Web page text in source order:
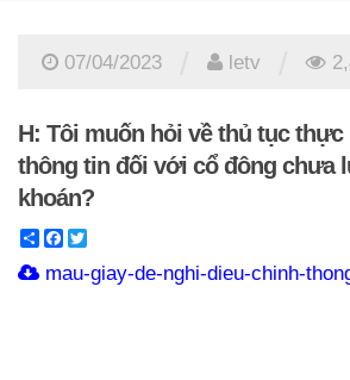
07/04/2023 letv
H: Tôi muốn hỏi về thủ tục
thông tin đối với cổ đông chưa
khoán?
ShareFacebook
mau-giay-de-nghi-dieu-chinh-